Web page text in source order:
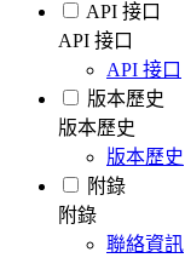
API 接口
API 接口
API 接口
版本歷史
版本歷史
版本歷史
附錄
附錄
聯絡資訊